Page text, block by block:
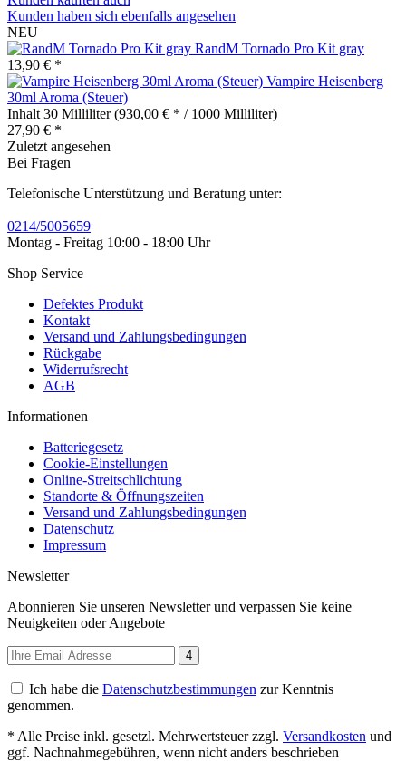
Kunden haben sich ebenfalls angesehen
NEU
RandM Tornado Pro Kit gray
13,90 € *
Vampire Heisenberg
30ml Aroma (Steuer)
Inhalt 30 Milliliter(930,00 € * / 1000 Milliliter)
27,90 € *
Zuletzt angesehen
Bei Fragen
Telefonische Unterstützung und Beratung unter:
0214/5005659
Montag - Freitag 10:00 - 18:00 Uhr
Shop Service
Defektes Produkt
Kontakt
Versand und Zahlungsbedingungen
Rückgabe
Widerrufsrecht
AGB
Informationen
Batteriegesetz
Cookie-Einstellungen
Online-Streitschlichtung
Standorte & Öffnungszeiten
Versand und Zahlungsbedingungen
Datenschutz
Impressum
Newsletter
Abonnieren Sie unseren Newsletter und verpassen Sie keine
Neuigkeiten oder Angebote
4
Ich habe die Datenschutzbestimmungen zur Kenntnis
genommen.
* Alle Preise inkl. gesetzl. Mehrwertsteuer zzgl. Versandkosten und
ggf. Nachnahmegebühren, wenn nicht anders beschrieben